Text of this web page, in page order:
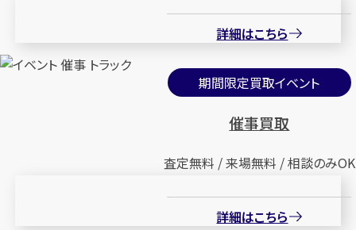
詳細はこちら
期間限定買取イベント
催事買取
査定無料 / 来場無料 / 相談のみOK
詳細はこちら